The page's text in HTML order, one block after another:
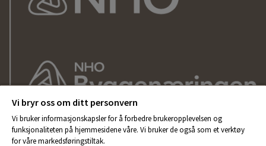
Vi bryr oss om ditt personvern
Vi bruker informasjonskapsler for å forbedre brukeropplevelsen og
funksjonaliteten på hjemmesidene våre. Vi bruker de også som et verktøy
for våre markedsføringstiltak.